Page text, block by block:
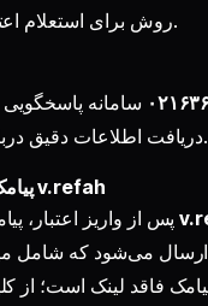
روش برای استعلام اعتبار کالابرگ است.
سامانه
دریافت اطلاعات دقیق درباره یارانه کالابرگ.
✔️ پیامک از سرشماره v.refah
پس از واریز اعتبار، پیامکی از سرشماره
ارسال می‌شود که شامل
فاقد لینک است؛ از